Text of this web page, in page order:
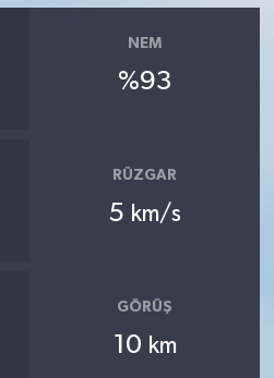
NEM
%93
RÜZGAR
5 km/s
GÖRÜŞ
10 km